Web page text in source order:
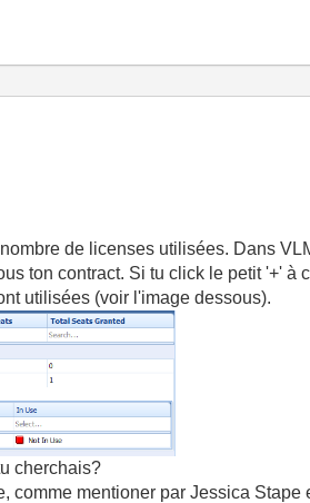
de licenses utilisées. Dans
ton contract. Si tu click le petit '+'
utilisées (voir l'image dessous).
cherchais?
comme mentioner par Jessica